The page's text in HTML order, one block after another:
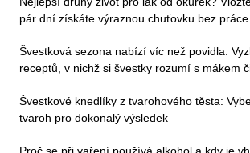
pár dní získáte výraznou chuťovku bez práce
Švestková sezona nabízí víc než povidla.
receptů, v nichž si švestky rozumí s mákem
Švestkové knedlíky z tvarohového těsta:
tvaroh pro dokonalý výsledek